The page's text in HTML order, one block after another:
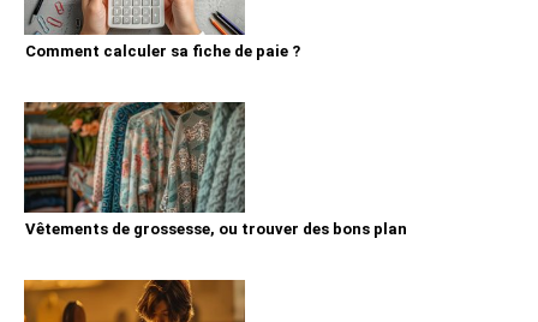
Comment calculer sa fiche de paie ?
Vêtements de grossesse, ou trouver des bons plan